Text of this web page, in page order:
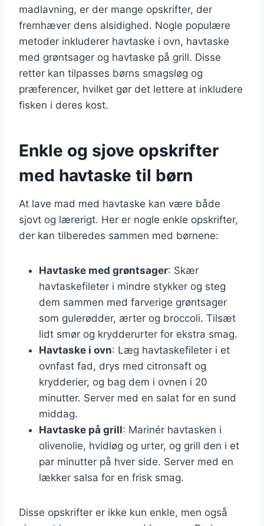
madlavning, er der mange opskrifter, der
fremhæver dens alsidighed. Nogle populære
metoder inkluderer havtaske i ovn, havtaske
med grøntsager og havtaske på grill. Disse
retter kan tilpasses børns smagsløg og
præferencer, hvilket gør det lettere at inkludere
fisken i deres kost.
Enkle og sjove opskrifter
med havtaske til børn
At lave mad med havtaske kan være både
sjovt og lærerigt. Her er nogle enkle opskrifter,
der kan tilberedes sammen med børnene:
Havtaske med grøntsager: Skær
havtaskefileter i mindre stykker og steg
dem sammen med farverige grøntsager
som gulerødder, ærter og broccoli. Tilsæt
lidt smør og krydderurter for ekstra smag.
Havtaske i ovn: Læg havtaskefileter i et
ovnfast fad, drys med citronsaft og
krydderier, og bag dem i ovnen i 20
minutter. Server med en salat for en sund
middag.
Havtaske på grill: Marinér havtasken i
olivenolie, hvidløg og urter, og grill den i et
par minutter på hver side. Server med en
lækker salsa for en frisk smag.
Disse opskrifter er ikke kun enkle, men også